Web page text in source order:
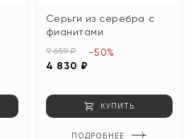
Серьги из серебра с
фианитами
9 659 ₽
4 830 ₽
-50%
КУПИТЬ
ПОДРОБНЕЕ